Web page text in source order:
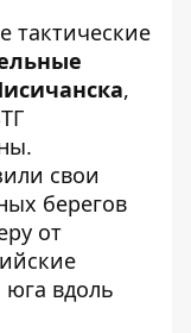
тактические
,
свои
берегов
от
юга вдоль